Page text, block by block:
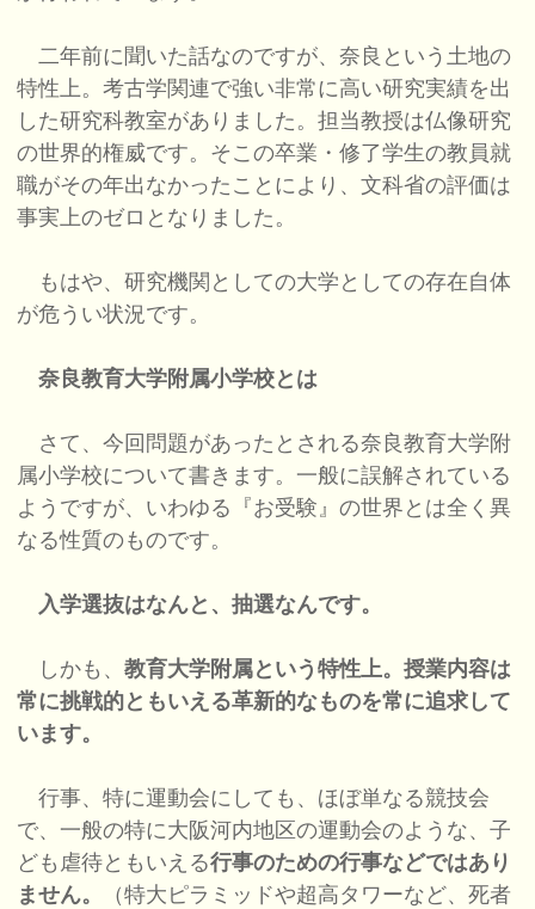
二年前に聞いた話なのですが、奈良という土地の
特性上。考古学関連で強い非常に高い研究実績を出
した研究科教室がありました。担当教授は仏像研究
の世界的権威です。そこの卒業・修了学生の教員就
職がその年出なかったことにより、文科省の評価は
事実上のゼロとなりました。
もはや、研究機関としての大学としての存在自体
が危うい状況です。
奈良教育大学附属小学校とは
さて、今回問題があったとされる奈良教育大学附
属小学校について書きます。一般に誤解されている
ようですが、いわゆる『お受験』の世界とは全く異
なる性質のものです。
入学選抜はなんと、抽選なんです。
しかも、教育大学附属という特性上。授業内容は
常に挑戦的ともいえる革新的なものを常に追求して
います。
行事、特に運動会にしても、ほぼ単なる競技会
で、一般の特に大阪河内地区の運動会のような、子
ども虐待ともいえる行事のための行事などではあり
ません。
（特大ピラミッドや超高タワーなど、死者